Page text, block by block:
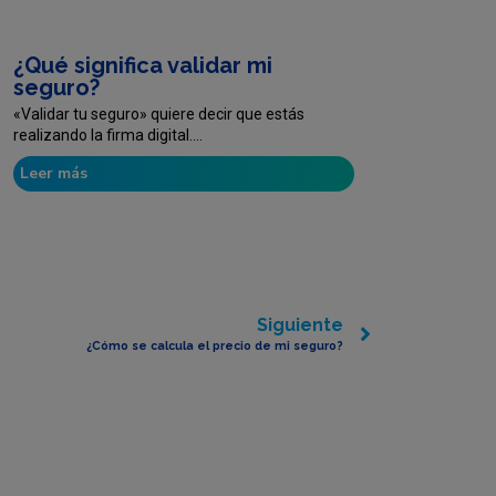
¿Qué significa validar mi
seguro?
«Validar tu seguro» quiere decir que estás
realizando la firma digital....
Leer más
Siguiente
¿Cómo se calcula el precio de mi seguro?